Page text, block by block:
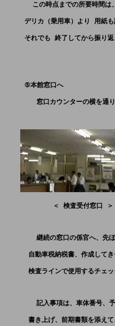
この時点までの所要時間は
デリカ（乗用車）より 用紙も
それでも 終了してから振り返
     ⑤本館窓口へ
窓口カウンターの横を通
＜ 検査受付
継続の窓口の係官へ、先
自動車税納税書、作成して
検査ラインで使用するチェッ
記入事項は、車体番号、
書き上げ、前期書類を添え